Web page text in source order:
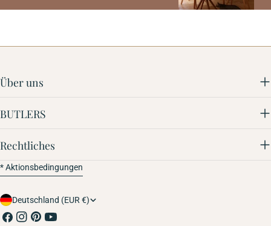
Über uns
BUTLERS
Rechtliches
* Aktionsbedingungen
Land/Region
Deutschland (EUR €)
Facebook
Instagram
PinterestYouTube